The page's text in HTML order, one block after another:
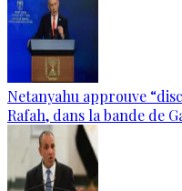
Netanyahu approuve
Rafah, dans la bande de